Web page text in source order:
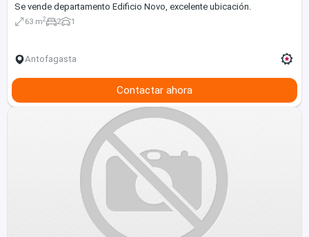
Se vende departamento Edificio Novo, excelente ubicación.
63 m2 2 1
Antofagasta
Contactar ahora